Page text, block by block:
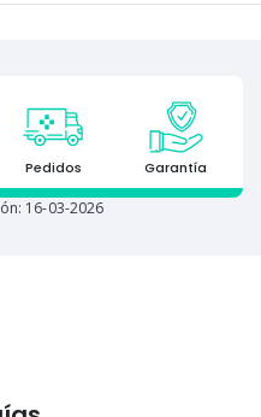
Pedidos Garantía
16-03-2026